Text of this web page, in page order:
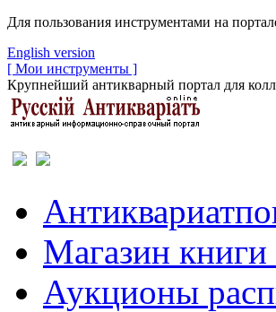
Для пользования инструментами на
English version
[ Мои инструменты ]
Крупнейший антикварный портал для
Антиквариат
Магазин
Аукционы